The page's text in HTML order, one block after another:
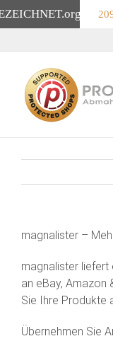
.org
Inhalt
springen
magnalister –
magnalister liefert
an eBay, Amazon
Sie Ihre Produkte
Übernehmen Sie